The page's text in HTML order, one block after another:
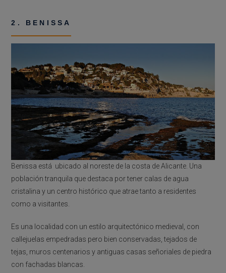
2. BENISSA
Benissa está ubicado al noreste de la costa de Alicante. Una
población tranquila que destaca por tener calas de agua
cristalina y un centro histórico que atrae tanto a residentes
como a visitantes.
Es una localidad con un estilo arquitectónico medieval, con
callejuelas empedradas pero bien conservadas, tejados de
tejas, muros centenarios y antiguas casas señoriales de piedra
con fachadas blancas.